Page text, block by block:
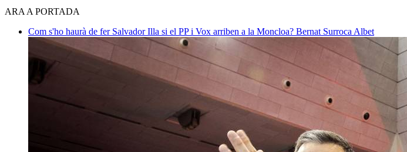
ARA A PORTADA
Com s'ho haurà de fer Salvador Illa si el PP i Vox arriben a la Moncloa? Bernat Surroca Albet